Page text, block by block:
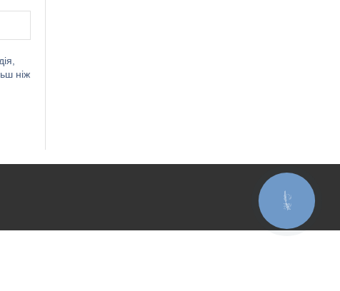
ніж
КНОПКА
ЗВ'ЯЗКУ